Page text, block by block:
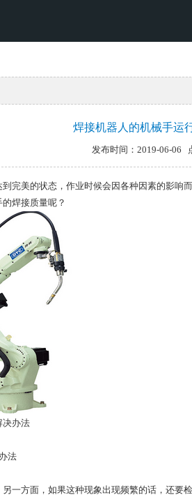
焊接机器人的机械手运
发布时间：2019-06-06
完美的状态，作业时候会因各种因素的影响
焊接质量呢？
决办法
法
一方面，如果这种现象出现频繁的话，还要